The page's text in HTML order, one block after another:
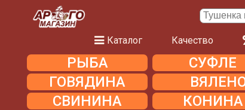
Каталог Качество
РЫБА СУФЛЕ
ГОВЯДИНА
СВИНИНА
КОНИНА